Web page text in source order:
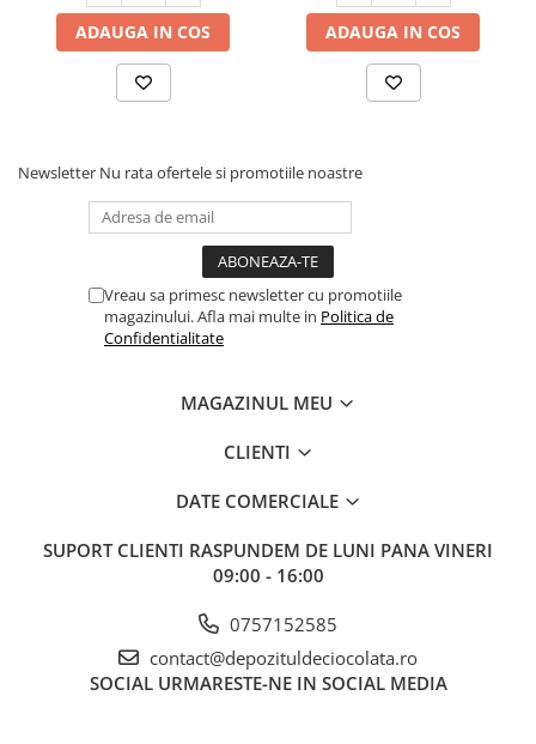
ADAUGA IN COS ADAUGA IN COS
Newsletter Nu rata ofertele si promotiile noastre
Vreau sa primesc newsletter cu promotiile
magazinului. Afla mai multe in Politica de
Confidentialitate
MAGAZINUL MEU
CLIENTI
DATE COMERCIALE
SUPORT CLIENTI RASPUNDEM DE LUNI PANA VINERI
09:00 - 16:00
0757152585
contact@depozituldeciocolata.ro
SOCIAL URMARESTE-NE IN SOCIAL MEDIA